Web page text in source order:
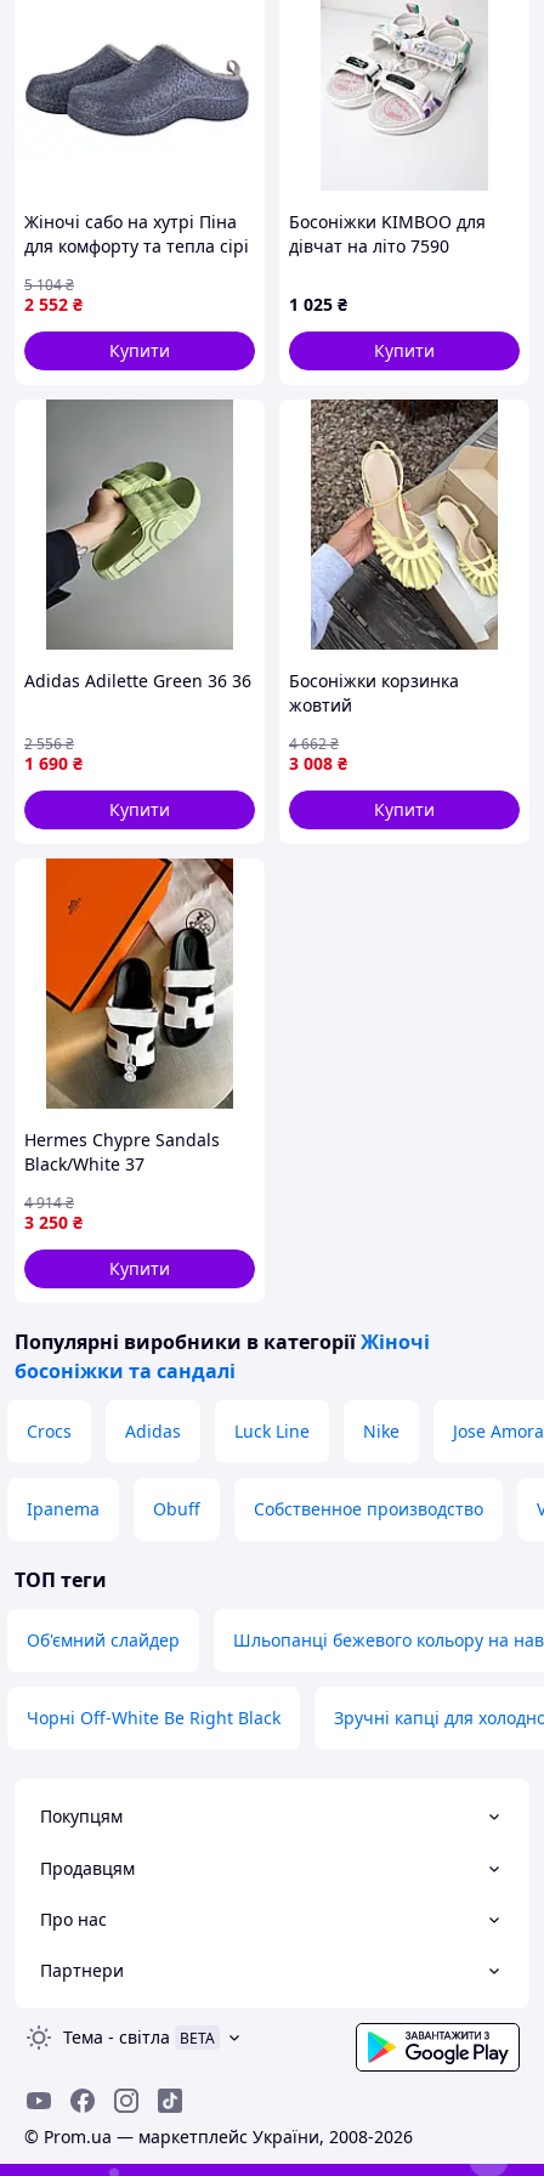
Жіночі сабо на хутрі Піна
для комфорту та тепла сірі
підошвою з піни
2 552 ₴
5 104₴
Купити
Босоніжки KIMBOO для
дівчат на літо 7590
Performance
перламутровий 35(р)
1 025 ₴
Купити
Adidas Adilette Green 36 36
1 690 ₴
2 556₴
Купити
Босоніжки корзинка
жовтий
3 008 ₴
4 662₴
Купити
Hermes Chypre Sandals
Black/White 37
3 250 ₴
4 914₴
Купити
Популярні виробники в категоріїЖіночі
босоніжки та сандалі
Crocs Adidas Luck Line Nike Jose
Ipanema Obuff Собственное производство
ТОП теги
Об'ємний слайдер Шльопанці бежевого кольору на
Чорні Off-White Be Right Black Зручні капці для
Покупцям
Продавцям
Про нас
Партнери
Тема - світла BETA
© Prom.ua — маркетплейс України, 2008-2026